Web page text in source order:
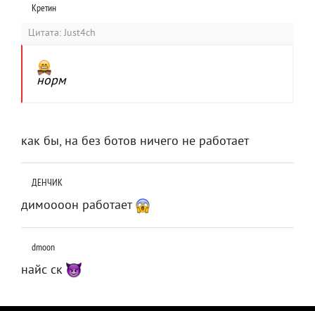
Кретин
Цитата: Just4ch
норм
как бы, на без ботов ничего не работает
ДЕНЧИК
димоооон работает
dmoon
найс ск